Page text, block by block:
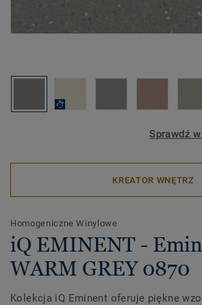
Sprawdź
KREATOR WNĘTRZ
Homogeniczne Winylowe
iQ EMINENT -
WARM GREY 0870
Kolekcja iQ Eminent oferuje piękne